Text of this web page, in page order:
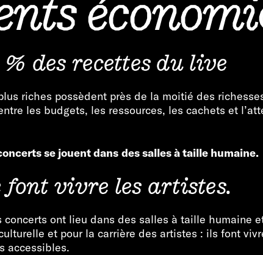
des recettes du live
riches possèdent près de la moitié des
les budgets, les ressources, les cachets et
se jouent dans des salles à taille humaine.
vivre les artistes.
concerts ont lieu dans des salles à taille humaine
et pour la carrière des artistes : ils font
accessibles.